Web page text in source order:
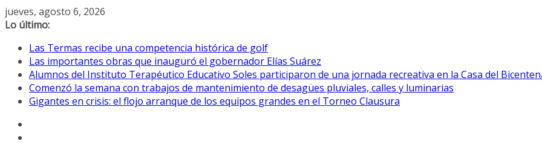
Saltar
al
jueves, agosto 6, 2026
Lo último:
Las Termas recibe una competencia histórica de golf
Las importantes obras que inauguró el gobernador Elías Suárez
Alumnos del Instituto Terapéutico Educativo Soles participaron de una jornada recreativa en la Casa del
Comenzó la semana con trabajos de mantenimiento de desagües pluviales, calles y luminarias
Gigantes en crisis: el flojo arranque de los equipos grandes en el Torneo Clausura